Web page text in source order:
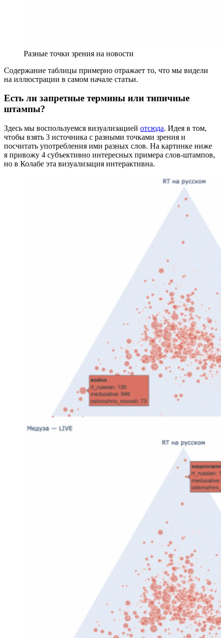
Разные точки зрения на новости
Содержание таблицы примерно отражает то, что мы видели
на иллюстрации в самом начале статьи.
Есть ли запретные термины или типичные
штампы?
Здесь мы воспользуемся визуализацией отсюда. Идея в том,
чтобы взять 3 источника с разными точками зрения и
посчитать употребления ими разных слов. На картинке ниже
я привожу 4 субъективно интересных примера слов-штампов,
но в Колабе эта визуализация интерактивна.